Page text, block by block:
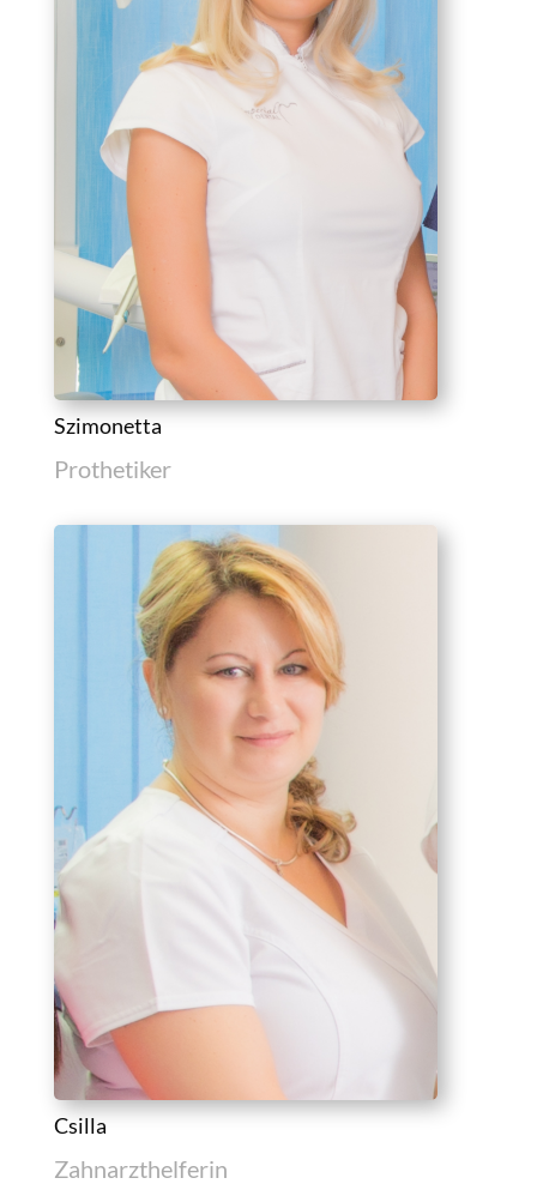
Szimonetta
Prothetiker
Csilla
Zahnarzthelferin